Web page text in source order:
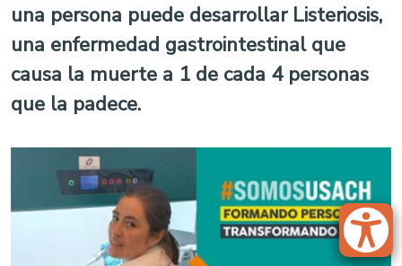
una persona puede desarrollar Listeriosis,
una enfermedad gastrointestinal que
causa la muerte a 1 de cada 4 personas
que la padece.